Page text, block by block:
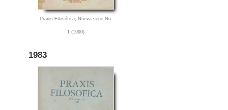
Praxis Filosófica, Nueva serie-No.
1 (1990)
1983